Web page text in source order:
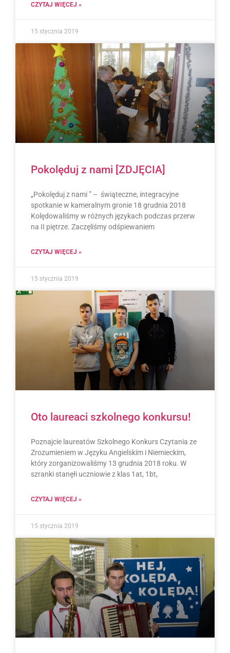
CZYTAJ WIĘCEJ »
15 stycznia 2019
Pokolęduj z nami [ZDJĘCIA]
„Pokolęduj z nami ” – świąteczne, integracyjne
spotkanie w kameralnym gronie 18 grudnia 2018
Kolędowaliśmy w różnych językach podczas przerw
na II piętrze. Zaczęliśmy odśpiewaniem
CZYTAJ WIĘCEJ »
15 stycznia 2019
Oto laureaci szkolnego konkursu!
Poznajcie laureatów Szkolnego Konkurs Czytania ze
Zrozumieniem w Języku Angielskim i Niemieckim,
który zorganizowaliśmy 13 grudnia 2018 roku. W
szranki stanęłi uczniowie z klas 1at, 1bt,
CZYTAJ WIĘCEJ »
15 stycznia 2019